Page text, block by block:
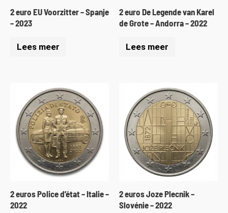
2 euro EU Voorzitter – Spanje
– 2023
Lees meer
2 euro De Legende van Karel
de Grote – Andorra – 2022
Lees meer
2 euros Police d’état – Italie –
2022
2 euros Joze Plecnik –
Slovénie – 2022